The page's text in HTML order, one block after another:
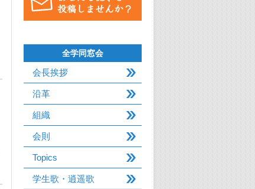
全学同窓会
会長挨拶
沿革
組織
会則
Topics
学生歌・逍遥歌